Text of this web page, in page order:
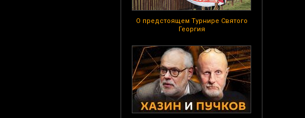
О предстоящем Турнире Святого
Георгия